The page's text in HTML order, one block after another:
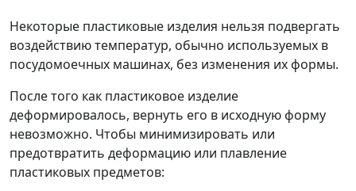
Некоторые пластиковые изделия нельзя подвергать
воздействию температур, обычно используемых в
посудомоечных машинах, без изменения их формы.
После того как пластиковое изделие
деформировалось, вернуть его в исходную форму
невозможно. Чтобы минимизировать или
предотвратить деформацию или плавление
пластиковых предметов: